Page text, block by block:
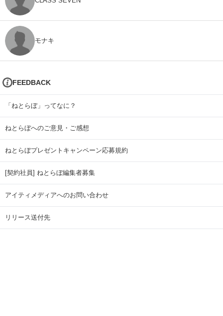
モナキ
FEEDBACK
「ねとらぼ」ってなに？
ねとらぼへのご意見・ご感想
ねとらぼプレゼントキャンペーン応募規約
[契約社員] ねとらぼ編集者募集
アイティメディアへのお問い合わせ
リリース送付先